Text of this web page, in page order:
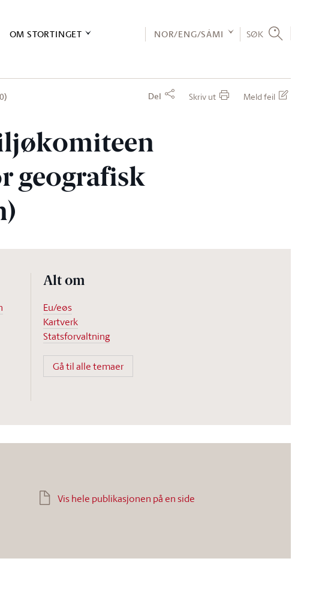
OM STORTINGET NOR/ENG/SÁMI SØK
Del Skriv ut Meld feil
geografisk
Alt om
Eu/eøs
Kartverk
Statsforvaltning
Gå til alle temaer
Vis hele publikasjonen på en side